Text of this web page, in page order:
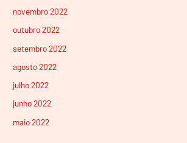
novembro 2022
outubro 2022
setembro 2022
agosto 2022
julho 2022
junho 2022
maio 2022